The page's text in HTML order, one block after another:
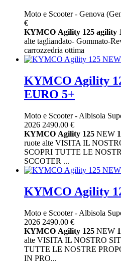
Moto e Scooter- Genova
€
KYMCO Agility 125 agility
alte tagliandato- Gommato-
carrozzedria ottima
KYMCO Agility
EURO 5+
Moto e Scooter- Albisola
2026 2490.00 €
KYMCO Agility 125 NEW
ruote alte VISITA IL
SCOPRI TUTTE LE
SCCOTER ...
KYMCO Agility
Moto e Scooter- Albisola
2026 2490.00 €
KYMCO Agility 125 NEW
alte VISITA IL NOSTRO
TUTTE LE NOSTRE
IN PRO...